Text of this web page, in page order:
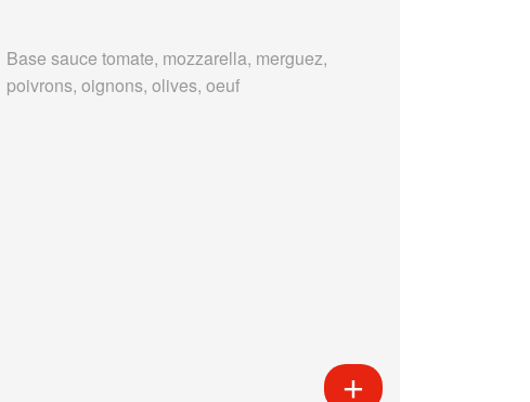
Base sauce tomate, mozzarella, merguez,
poivrons, oignons, olives, oeuf